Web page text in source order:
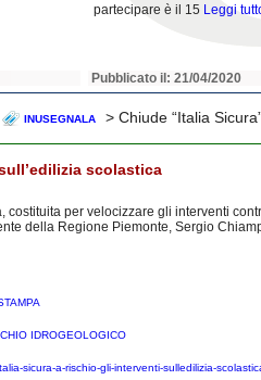
partecipare è il 15 Leggi
Pubblicato il: 21/04/2020
INUSEGNALA
> Chiude “Italia
scolastica
costituita per velocizzare gli interventi
della Regione Piemonte, Sergio
IDROGEOLOGICO
sicura-a-rischio-gli-interventi-sulledilizia-